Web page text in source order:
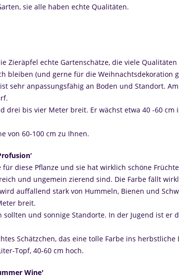
sie alle haben echte Qualitäten.
echte Gartenschätze, die viele Qualitäten
bleiben (und gerne für die Weihnachtsdekoration
ist sehr anpassungsfähig an Boden und Standort.
drei bis vier Meter breit. Er wächst etwa 40 -60
von 60-100 cm zu Ihnen.
diese Pflanze und sie hat wirklich schöne
und ungemein zierend sind. Die Farbe fällt
auffallend stark von Hummeln, Bienen und
breit.
sollten und sonnige Standorte. In der Jugend ist
Schätzchen, das eine tolle Farbe ins herbstliche
Topf, 40-60 cm hoch.
Wine'